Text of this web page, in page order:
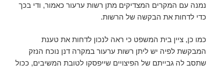
נמנה עם המקרים המצדיקים מתן רשות ערעור כאמור, ודי בכך
כדי לדחות את הבקשה של הרשות.
כמו כן, ציין בית המשפט כי ראה לנכון לדחות את טענת
המבקשת לפיה יש ליתן רשות ערעור במקרה דנן נוכח הנזק
שתסב לה גבייתם של הפיצויים שייפסקו לטובת המשיבים, ככול